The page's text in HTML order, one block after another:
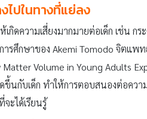
ไปในทางที่แย่ลง
ห้เกิดความเสี่ยงมากมายต่อเด็ก เช่น
ารศึกษาของ Akemi Tomodo จิตแ
Volume in Young Adults
ขึ้นกับเด็ก ทำให้การตอบสนองต่อค
ะได้เรียนรู้